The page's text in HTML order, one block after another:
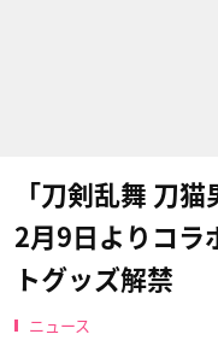
「刀剣乱舞 刀
2月9日よりコラ
トグッズ解禁
ニュース